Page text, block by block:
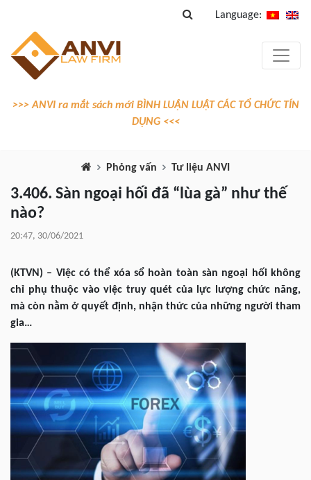
Language:
>>> ANVI ra mắt sách mới BÌNH LUẬN LUẬT CÁC TỔ CHỨC TÍN
DỤNG <<<
Phỏng vấn Tư liệu ANVI
3.406. Sàn ngoại hối đã “lùa gà” như thế
nào?
20:47, 30/06/2021
(KTVN) – Việc có thể xóa sổ hoàn toàn sàn ngoại hối không
chỉ phụ thuộc vào việc truy quét của lực lượng chức năng,
mà còn nằm ở quyết định, nhận thức của những người tham
gia…